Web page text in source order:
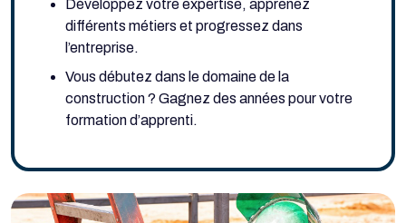
Développez votre expertise, apprenez
différents métiers et progressez dans
l’entreprise.
Vous débutez dans le domaine de la
construction ? Gagnez des années pour votre
formation d’apprenti.